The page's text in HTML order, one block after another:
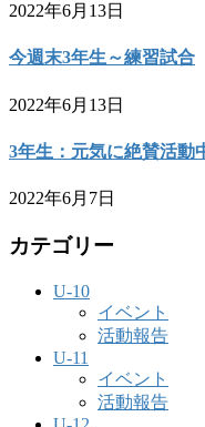
2022年6月13日
今週末3年生～練習試合
2022年6月13日
3年生：元気に絶賛活動
2022年6月7日
カテゴリー
U-10
イベント
活動報告
U-11
イベント
活動報告